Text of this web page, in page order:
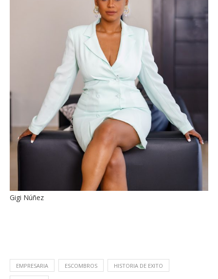
Gigi Núñez
EMPRESARIA ESCOMBROS HISTORIA DE EXITO